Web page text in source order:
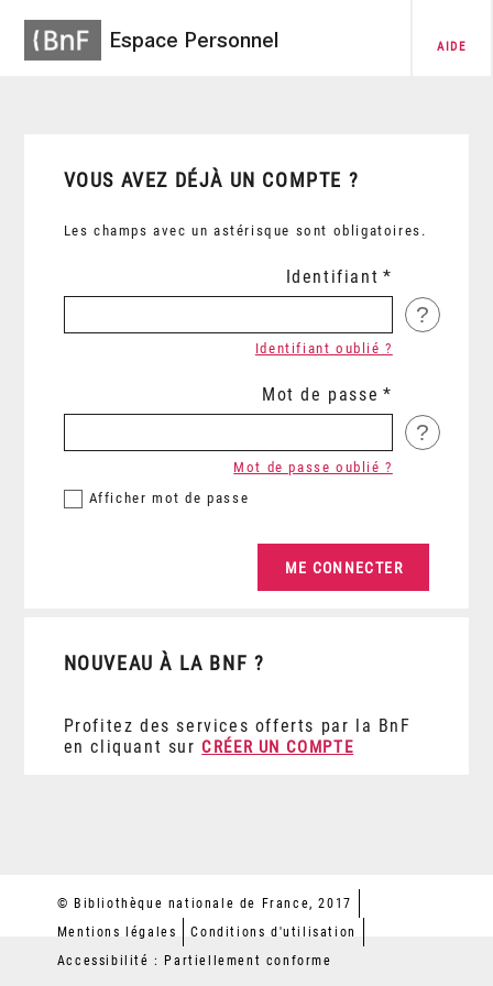
Espace Personnel AIDE
VOUS AVEZ DÉJÀ UN COMPTE ?
Les champs avec un astérisque sont obligatoires.
Identifiant
?
Identifiant oublié ?
Mot de passe
?
Afficher mot de passe
Mot de passe oublié ?
NOUVEAU À LA BNF ?
Profitez des services offerts par la BnF
en cliquant sur CRÉER UN COMPTE
© Bibliothèque nationale de France, 2017
Mentions légales
Conditions d'utilisation
Accessibilité : Partiellement conforme